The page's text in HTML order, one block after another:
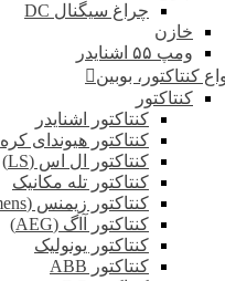
چراغ سیگنال DC
خازن
ومپ ۵۵ اشنایدر
کنتاکتور، بوبین
کنتاکتور
کنتاکتور اشنایدر
کنتاکتور هیوندای کره
کنتاکتور ال اس (LS)
کنتاکتور تله مکانیک
کنتاکتور زیمنس (Siemens)
کنتاکتور آاگ (AEG)
کنتاکتور یونولیک
کنتاکتور ABB